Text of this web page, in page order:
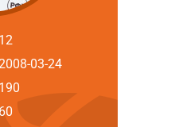
12
03-24
190